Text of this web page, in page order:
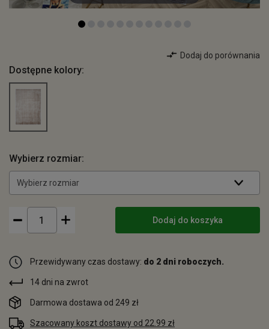
Dodaj do porównania
Dostępne kolory:
Wybierz rozmiar:
Wybierz rozmiar
Dodaj do koszyka
Przewidywany czas dostawy: do 2 dni roboczych.
14 dni na zwrot
Darmowa dostawa od 249 zł
Szacowany koszt dostawy od 22.99 zł